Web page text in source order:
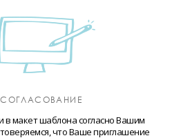
макет шаблона согласно Вашим
что Ваше приглашение